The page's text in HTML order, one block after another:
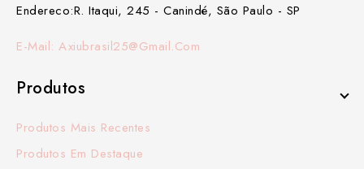
Endereco:R. Itaqui, 245 - Canindé, São Paulo - SP
E-Mail: Axiubrasil25@gmail.com
Produtos
Produtos Mais Recentes
Produtos Em Destaque